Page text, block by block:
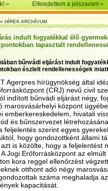
Elfelejtettem a jelszavam
HÍREK ARCHÍVUM
indult fogyatékkal élő
tapasztalt
bűnvádi eljárást indult
észlelt rendellenességek miatt
Agerpres hírügynökség által
(CRJ) nevű civil
indított bűnvádi eljárást négy,
marosvásárhelyi központ
emberkereskedelem, hivatali
és bűnszervezet
feljelentés szerint egyes
hogy gondozottként állami
is közölte, hogy a feljelentést
A Jogi Erőforrásközpont az
kora reggel ellenőrzést
otthont adó négy
száma meghaladja
kapacitását.